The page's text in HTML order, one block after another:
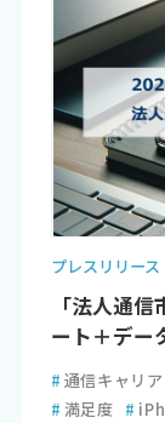
プレスリリース
「法人通
ート＋デー
# 通信キャリア
# 満足度 #